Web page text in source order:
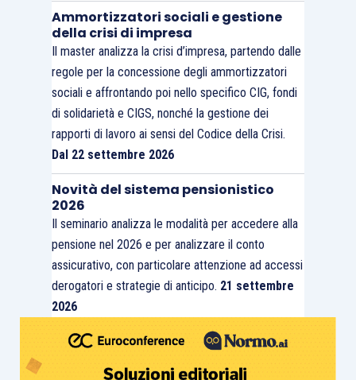
Ammortizzatori sociali e gestione
della crisi di impresa
Il master analizza la crisi d’impresa, partendo dalle
regole per la concessione degli ammortizzatori
sociali e affrontando poi nello specifico CIG, fondi
di solidarietà e CIGS, nonché la gestione dei
rapporti di lavoro ai sensi del Codice della Crisi.
Dal 22 settembre 2026
Novità del sistema pensionistico
2026
Il seminario analizza le modalità per accedere alla
pensione nel 2026 e per analizzare il conto
assicurativo, con particolare attenzione ad accessi
derogatori e strategie di anticipo. 21 settembre
2026